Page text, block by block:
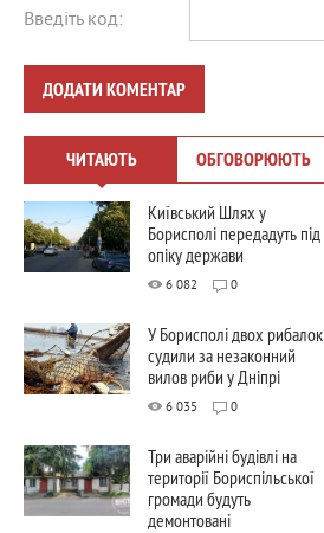
Введіть код:
ДОДАТИ КОМЕНТАР
ЧИТАЮТЬ ОБГОВОРЮЮТЬ
Київський Шлях у
Борисполі передадуть під
опіку держави
6 082 0
У Борисполі двох рибалок
судили за незаконний
вилов риби у Дніпрі
6 035 0
Три аварійні будівлі на
території Бориспільської
громади будуть
демонтовані